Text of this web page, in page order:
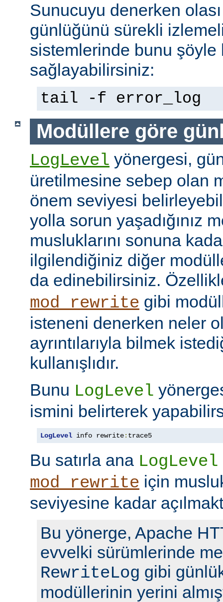
Sunucuyu denerken
günlüğünü sürekli
sistemlerinde bunu şöyle
sağlayabilirsiniz:
tail -f error_log
Modüllere göre
LogLevel yönergesi,
üretilmesine sebep olan
önem seviyesi
yolla sorun yaşadığınız
musluklarını sonuna
ilgilendiğiniz diğer
da edinebilirsiniz.
mod_rewrite gibi
isteneni denerken neler
ayrıntılarıyla bilmek
kullanışlıdır.
Bunu LogLevel
ismini belirterek
LogLevel info rewrite: trace5
Bu satırla ana LogLevel
mod_rewrite için
seviyesine kadar
Bu yönerge, Apache
evvelki sürümlerinde
RewriteLog gibi
modüllerinin yerini